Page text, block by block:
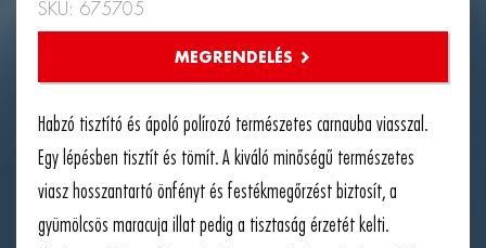
SKU: 675705
Habzó tisztító és ápoló polírozó természetes carnauba viasszal.
Egy lépésben tisztít és tömít. A kiváló minőségű természetes
viasz hosszantartó önfényt és festékmegőrzést biztosít, a
gyümölcsös maracuja illat pedig a tisztaság érzetét kelti.